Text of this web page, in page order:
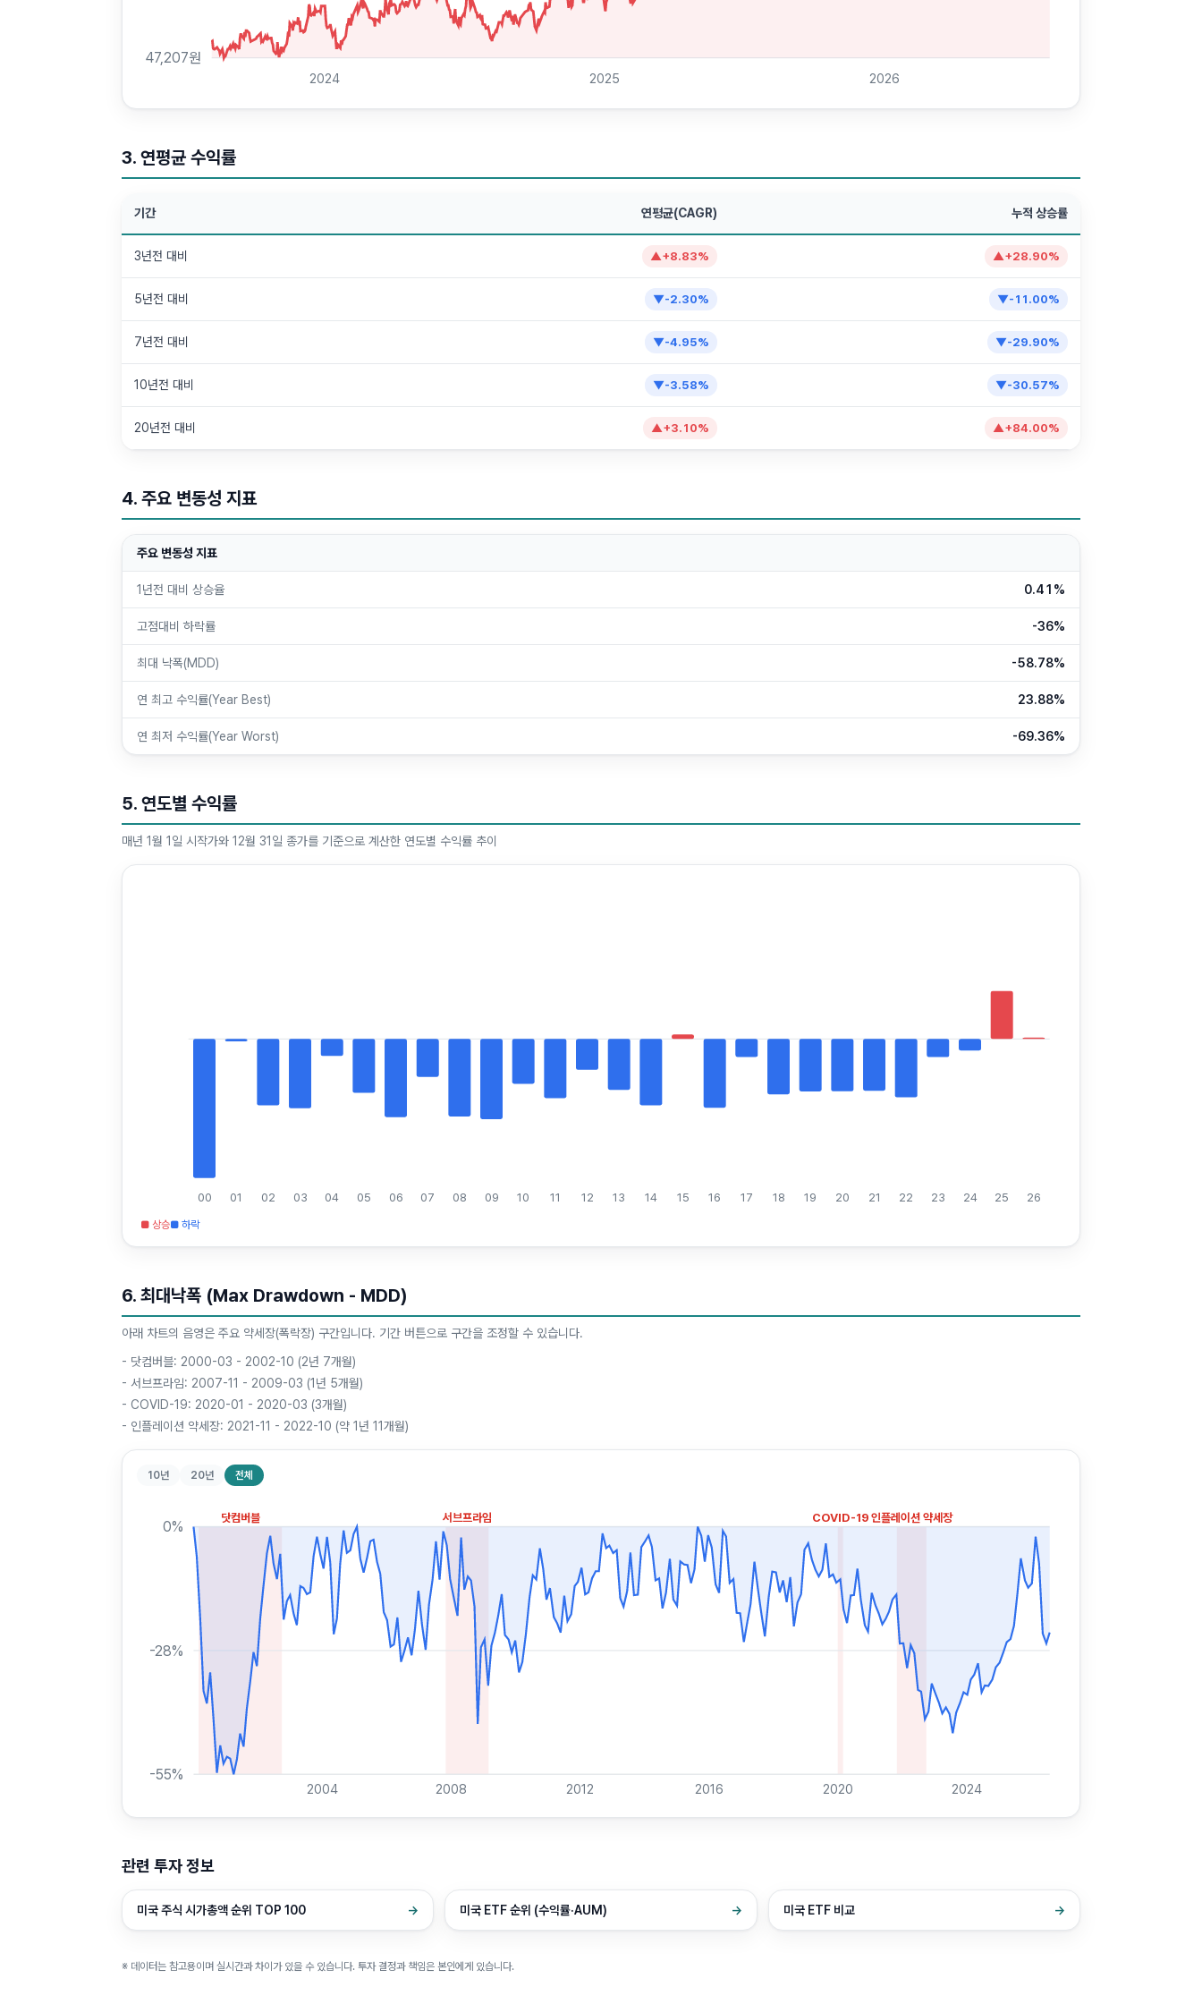
47,207원
2024 2025 2026
3. 연평균 수익률
기간 연평균(CAGR) 누적 상승률
3년전 대비 ▲+8.83% ▲+28.90%
5년전 대비 ▼-2.30% ▼-11.00%
7년전 대비 ▼-4.95% ▼-29.90%
10년전 대비 ▼-3.58% ▼-30.57%
20년전 대비 ▲+3.10% ▲+84.00%
4. 주요 변동성 지표
주요 변동성 지표
1년전 대비 상승율 0.41%
고점대비 하락률 -36%
최대 낙폭(MDD) -58.78%
연 최고 수익률(Year Best) 23.88%
연 최저 수익률(Year Worst) -69.36%
5. 연도별 수익률
매년 1월 1일 시작가와 12월 31일 종가를 기준으로 계산한 연도별 수익률 추이
00 01 02 03 04 05 06 07 08 09 10 11 12 13 14 15 16 17 18 19 20 21 22 23 24 25 26
■ 상승■ 하락
6. 최대낙폭 (Max Drawdown - MDD)
아래 차트의 음영은 주요 약세장(폭락장) 구간입니다. 기간 버튼으로 구간을 조정할 수 있습니다.
- 닷컴버블: 2000-03 - 2002-10 (2년 7개월)
- 서브프라임: 2007-11 - 2009-03 (1년 5개월)
- COVID-19: 2020-01 - 2020-03 (3개월)
- 인플레이션 약세장: 2021-11 - 2022-10 (약 1년 11개월)
10년 20년 전체
닷컴버블 서브프라임 COVID-19인플레이션 약세장
0%
-28%
-55%
2004 2008 2012 2016 2020 2024
관련 투자 정보
미국 주식 시가총액 순위 TOP 100 → 미국 ETF 순위 (수익률·AUM) → 미국 ETF 비교 →
※ 데이터는 참고용이며 실시간과 차이가 있을 수 있습니다. 투자 결정과 책임은 본인에게 있습니다.